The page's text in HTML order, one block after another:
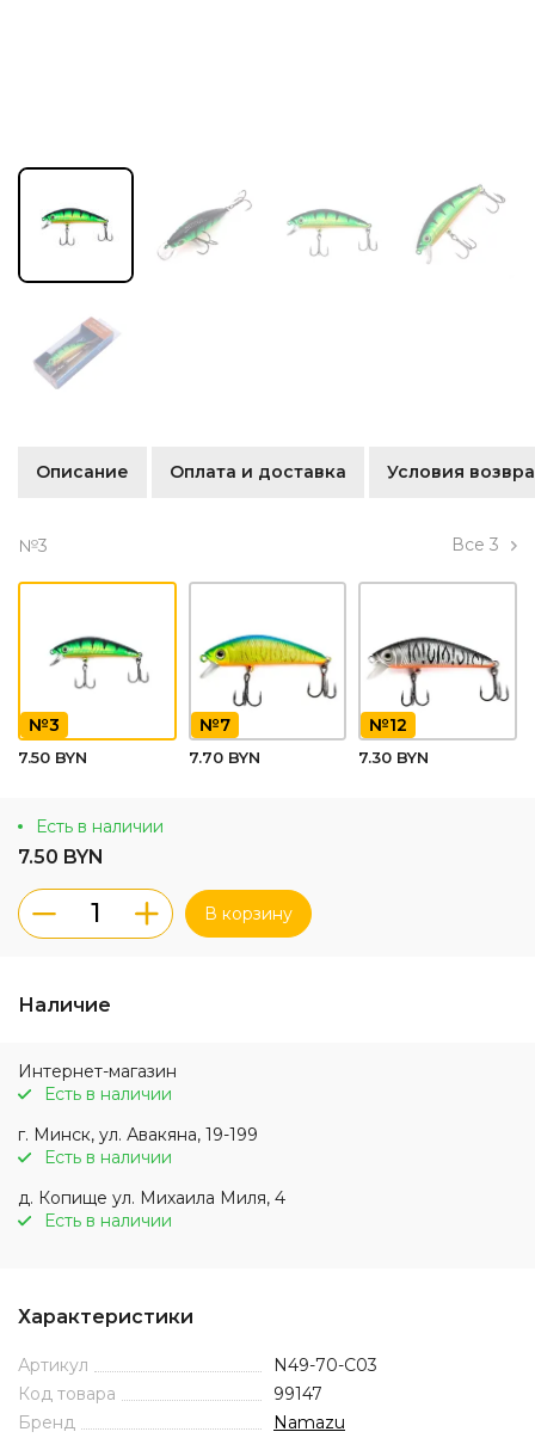
Описание Оплата и доставка Условия
№3 Все 3
№3
7.50 BYN
№7
7.70 BYN
№12
7.30 BYN
Есть в наличии
7.50 BYN
В корзину
Наличие
Интернет-магазин
Есть в наличии
г. Минск, ул. Авакяна, 19-199
Есть в наличии
д. Копище ул. Михаила Миля, 4
Есть в наличии
Характеристики
Артикул
N49-70-C03
Код товара
99147
Бренд
Namazu